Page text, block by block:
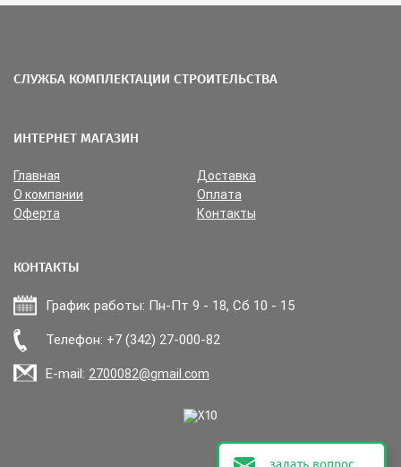
Прикрепить файл
СЛУЖБА КОМПЛЕКТАЦИИ СТРОИТЕЛЬСТВА
ИНТЕРНЕТ МАГАЗИН
Главная
Доставка
О компании
Оплата
Оферта
Контакты
КОНТАКТЫ
График работы: Пн-Пт 9 - 18, Сб 10 - 15
Телефон: +7 (342) 27-000-82
E-mail: 2700082@gmail.com